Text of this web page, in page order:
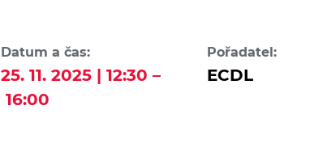
Datum a čas:
25. 11. 2025 | 12:30 –
16:00
Pořadatel:
ECDL